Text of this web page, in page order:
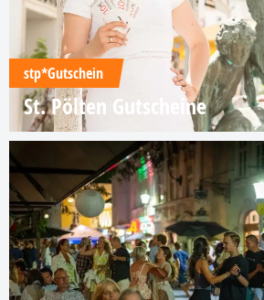
stp*Gutschein
St. Pölten Gutscheine